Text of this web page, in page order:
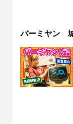
バーミヤン